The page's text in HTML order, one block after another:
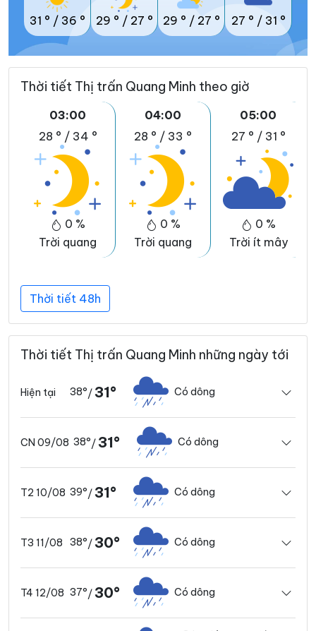
31 ° / 36 ° 29 ° / 27 ° 29 ° / 27 ° 27 ° / 31 °
Thời tiết Thị trấn Quang Minh theo giờ
03:00
28 ° / 34 °
0 %
Trời quang
04:00
28 ° / 33 °
0 %
Trời quang
05:00
27 ° / 31 °
0 %
Trời ít mây
Thời tiết 48h
Thời tiết Thị trấn Quang Minh những ngày tới
Hiện tại 38°/31° Có dông
CN 09/08 38°/31° Có dông
T2 10/08 39°/31° Có dông
T3 11/08 38°/30° Có dông
T4 12/08 37°/30° Có dông